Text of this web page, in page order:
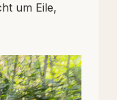
um Eile,